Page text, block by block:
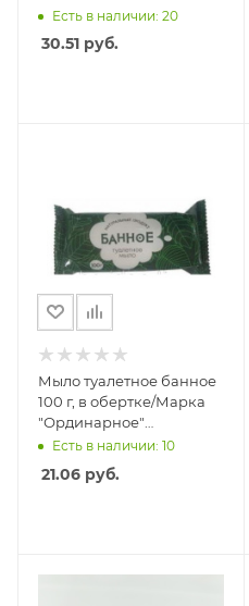
Есть в наличии: 20
30.51 руб.
Мыло туалетное банное
100 г, в обертке/Марка
"Ординарное"
АГРОПРОМ-ЮГ/87
Есть в наличии: 10
21.06 руб.